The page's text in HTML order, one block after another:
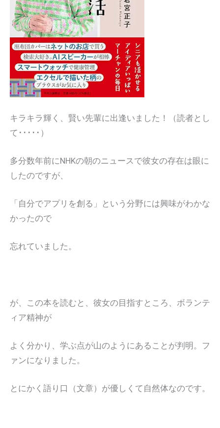
キラキラ輝く、賢い先輩に出逢いました！（読者とし
て･････）
多分数年前にNHKの朝のニュースで彼女の存在は眼に
したのですが、
「自分でアプリを創る」という分野には興味がわかな
かったので
忘れていました。
が、この本を読むと、彼女の目指すところ、ボランテ
ィア精神が
よく分かり、学ぶ点が山のようにあることが判明。フ
ァンになりました。
とにかく語り口（文章）が優しくて自然体なのです。